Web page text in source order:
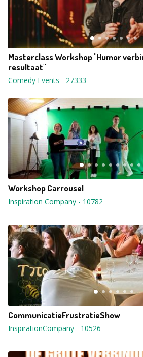
Masterclass Workshop "Humor
resultaat"
Comedy Events - 27333
Workshop Carrousel
Inspiration Company - 10782
CommunicatieFrustratieShow
InspirationCompany - 10526